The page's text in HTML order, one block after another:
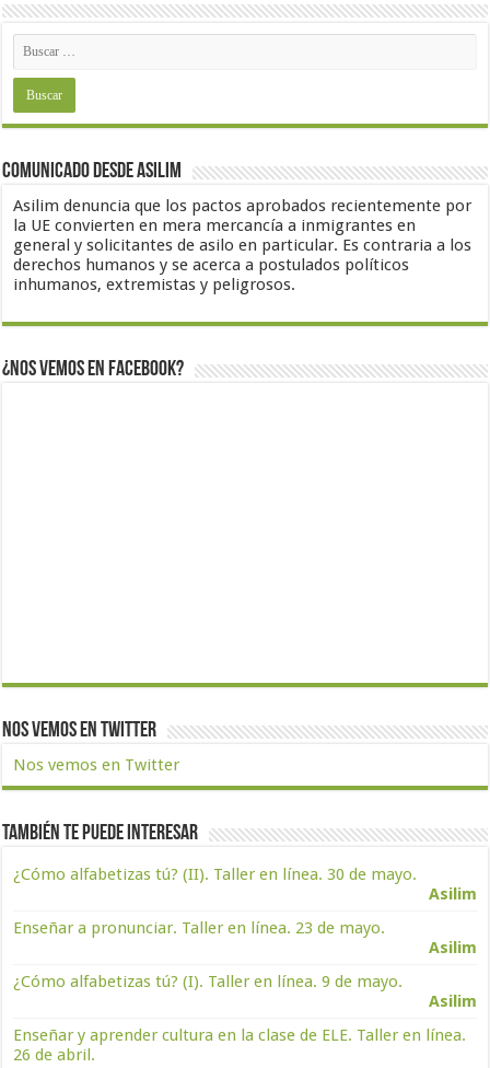
Comunicado desde Asilim
Asilim denuncia que los pactos aprobados recientemente por
la UE convierten en mera mercancía a inmigrantes en
general y solicitantes de asilo en particular. Es contraria a los
derechos humanos y se acerca a postulados políticos
inhumanos, extremistas y peligrosos.
¿Nos vemos en Facebook?
Nos vemos en Twitter
Nos vemos en Twitter
También te puede interesar
¿Cómo alfabetizas tú? (II). Taller en línea. 30 de mayo.
Asilim
Enseñar a pronunciar. Taller en línea. 23 de mayo.
Asilim
¿Cómo alfabetizas tú? (I). Taller en línea. 9 de mayo.
Asilim
Enseñar y aprender cultura en la clase de ELE. Taller en línea.
26 de abril.